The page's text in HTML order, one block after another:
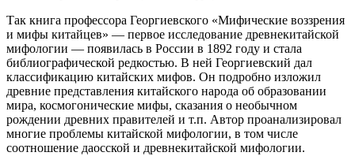
Так книга профессора Георгиевского «Мифические воззрения
и мифы китайцев» — первое исследование древнекитайской
мифологии — появилась в России в 1892 году и стала
библиографической редкостью. В ней Георгиевский дал
классификацию китайских мифов. Он подробно изложил
древние представления китайского народа об образовании
мира, космогонические мифы, сказания о необычном
рождении древних правителей и т.п. Автор проанализировал
многие проблемы китайской мифологии, в том числе
соотношение даосской и древнекитайской мифологии.